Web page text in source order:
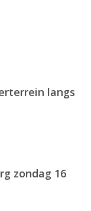
langs
zondag 16